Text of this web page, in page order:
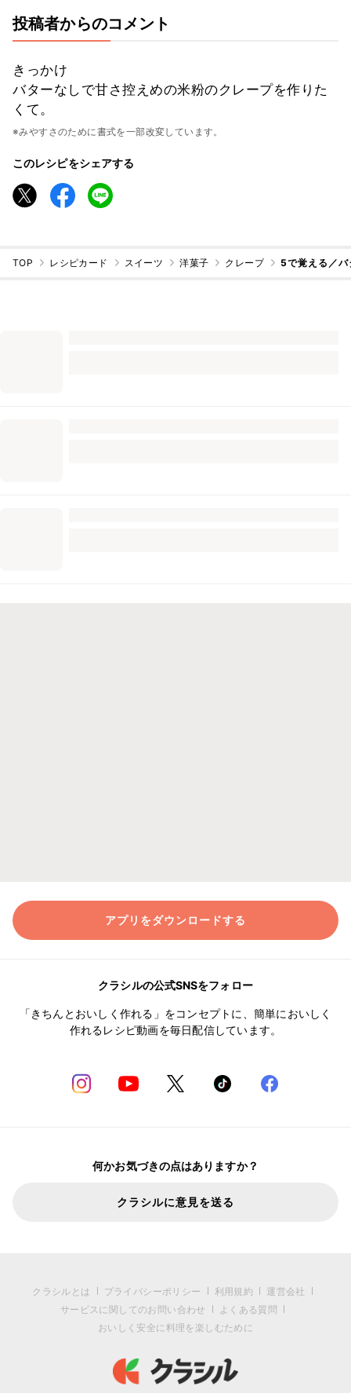
投稿者からのコメント
きっかけ
バターなしで甘さ控えめの米粉のクレープを作りた
くて。
※みやすさのために書式を一部改変しています。
このレシピをシェアする
TOP レシピカード スイーツ 洋菓子 クレープ 5で覚える／バ
アプリをダウンロードする
クラシルの公式SNSをフォロー
「きちんとおいしく作れる」をコンセプトに、簡単においしく
作れるレシピ動画を毎日配信しています。
何かお気づきの点はありますか？
クラシルに意見を送る
クラシルとは プライバシーポリシー 利用規約
運営会社
サービスに関してのお問い合わせ
よくある質問
おいしく安全に料理を楽しむために